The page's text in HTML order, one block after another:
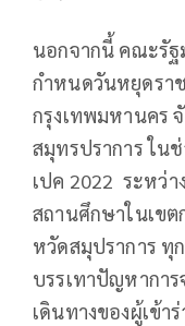
นอกจากนี้ คณะรั
กำหนดวันหยุดรา
กรุงเทพมหานคร
สมุทรปราการ ใน
เปค 2022 ระหว่
สถานศึกษาในเข
หวัดสมุปราการ ทุ
บรรเทาปัญหาการ
เดินทางของผู้เข้า